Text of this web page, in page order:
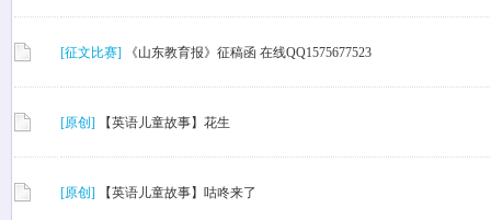
[征文比赛] 《山东教育报》征稿函 在线QQ1575677523
[原创] 【英语儿童故事】花生
[原创] 【英语儿童故事】咕咚来了